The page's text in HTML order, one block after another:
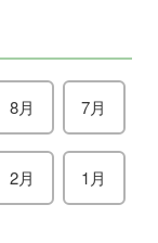
8月 7月
2月 1月